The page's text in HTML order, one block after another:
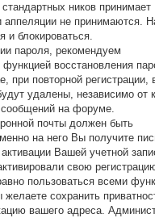
ников принимает
аппеляции не принимаются.
и блокироваться.
пароля, рекомендуем
функцией восстановления
при повторной
удалены, независимо от
на форуме.
почты должен быть
на него Вы получите
Вашей учетной
свою
пользоваться всеми
сохранить
вашего адреса.